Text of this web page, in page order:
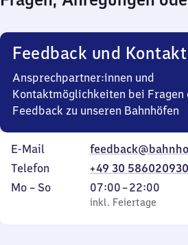
Feedback und Kontakt
Ansprechpartner:innen und
Kontaktmöglichkeiten bei Fragen
Feedback zu unseren Bahnhöfen
E-Mail
Telefon
+49 30 586020930
Montag
Mo – So,
inkl. Feiertage
07:00–22:00
Von
7
inkl. Feiertage